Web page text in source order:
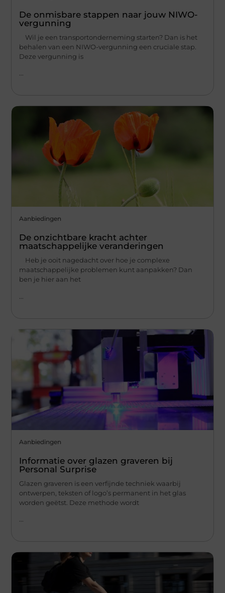
De onmisbare stappen naar jouw NIWO-
vergunning
Wil je een transportonderneming starten? Dan is het
behalen van een NIWO-vergunning een cruciale stap.
Deze vergunning is
...
Aanbiedingen
De onzichtbare kracht achter
maatschappelijke veranderingen
Heb je ooit nagedacht over hoe je complexe
maatschappelijke problemen kunt aanpakken? Dan
ben je hier aan het
Aanbiedingen
Informatie over glazen graveren bij
Personal Surprise
Glazen graveren is een verfijnde techniek waarbij
ontwerpen, teksten of logo’s permanent in het glas
worden geëtst. Deze methode wordt